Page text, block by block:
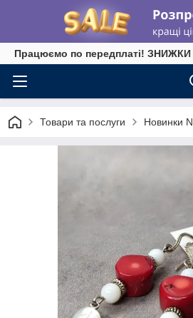
Працюємо по передплаті! ЗНИЖКИ
Товари та послуги Новинки